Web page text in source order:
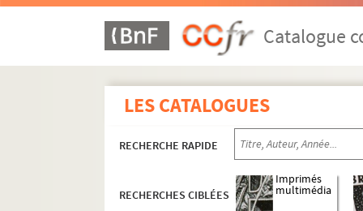
Catalogue
LES CATALOGUES
RECHERCHE RAPIDE
RECHERCHES CIBLÉES
Imprimés
multimédia